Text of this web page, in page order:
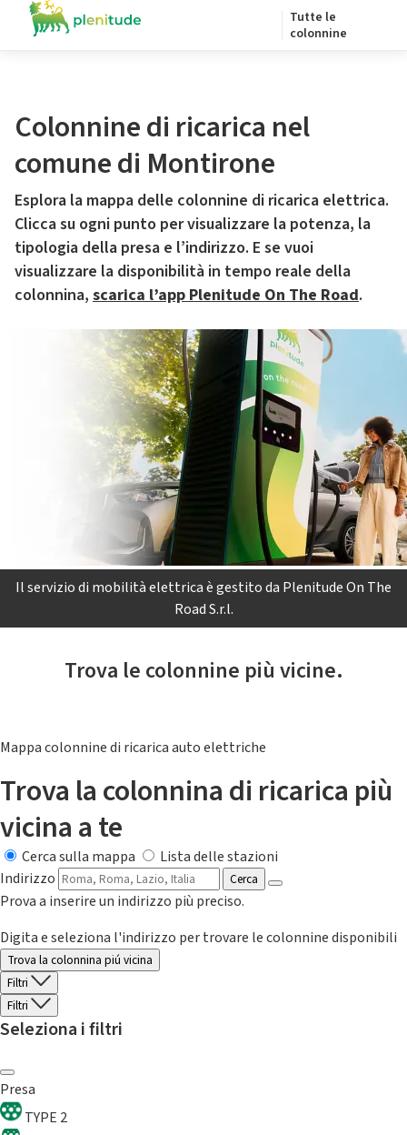
Tutte le
colonnine
Colonnine di ricarica nel
comune di Montirone
Esplora la mappa delle colonnine di ricarica elettrica.
Clicca su ogni punto per visualizzare la potenza, la
tipologia della presa e l’indirizzo. E se vuoi
visualizzare la disponibilità in tempo reale della
colonnina, scarica l’app Plenitude On The Road.
Il servizio di mobilità elettrica è gestito da Plenitude On The
Road S.r.l.
Trova le colonnine più vicine.
Mappa colonnine di ricarica auto elettriche
Trova la colonnina di ricarica più
vicina a te
Cerca sulla mappa
Lista delle stazioni
Indirizzo
Cerca
Prova a inserire un indirizzo più preciso.
Digita e seleziona l'indirizzo per trovare le colonnine disponibili
Trova la colonnina piú vicina
Filtri
Filtri
Seleziona i filtri
Presa
TYPE 2